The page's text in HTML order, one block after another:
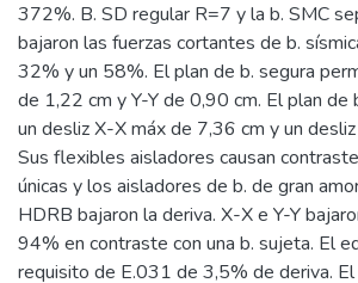
372%. B. SD regular R=7 y la b. SMC
bajaron las fuerzas cortantes de b.
32% y un 58%. El plan de b. segura
de 1,22 cm y Y-Y de 0,90 cm. El plan de
un desliz X-X máx de 7,36 cm y un
Sus flexibles aisladores causan
únicas y los aisladores de b. de gran
HDRB bajaron la deriva. X-X e Y-Y
94% en contraste con una b. sujeta. El
requisito de E.031 de 3,5% de deriva.